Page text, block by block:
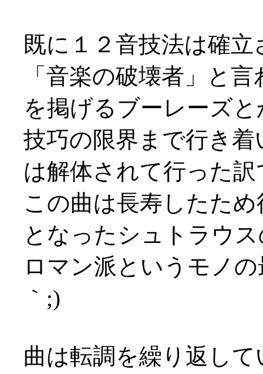
既に１２音技法は確
「音楽の破壊者」と
を掲げるブーレーズ
技巧の限界まで行き
は解体されて行った
この曲は長寿したた
となったシュトラウ
ロマン派というモノ
｀;)
曲は転調を繰り返し